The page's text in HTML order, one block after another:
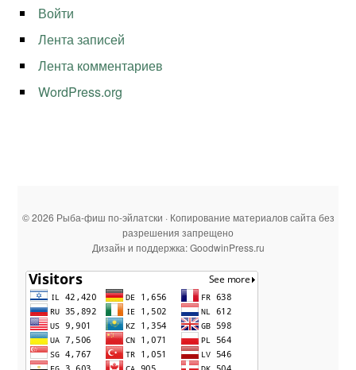
Войти
Лента записей
Лента комментариев
WordPress.org
© 2026 Рыба-фиш по-эйлатски · Копирование материалов сайта без
разрешения запрещено
Дизайн и поддержка: GoodwinPress.ru